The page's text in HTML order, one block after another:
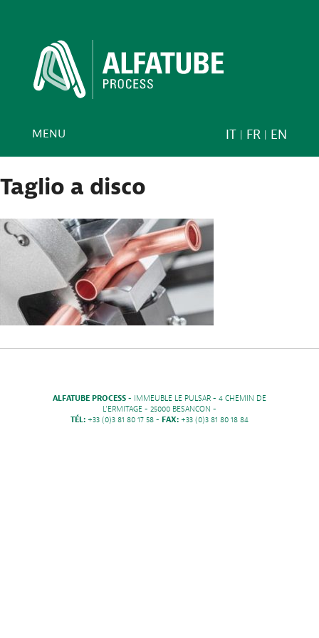
IT FR EN
MENU
Taglio a disco
ALFATUBE PROCESS - IMMEUBLE LE PULSAR - 4 CHEMIN DE
L'ERMITAGE - 25000 BESANCON -
TÉL: +33 (0)3 81 80 17 58 - FAX: +33 (0)3 81 80 18 84